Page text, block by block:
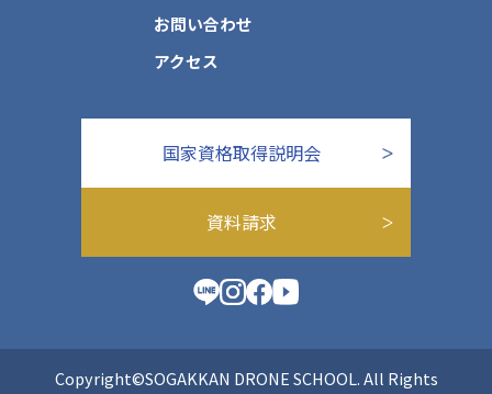
お問い合わせ
アクセス
国家資格取得説明会
資料請求
Copyright©SOGAKKAN DRONE SCHOOL. All Rights